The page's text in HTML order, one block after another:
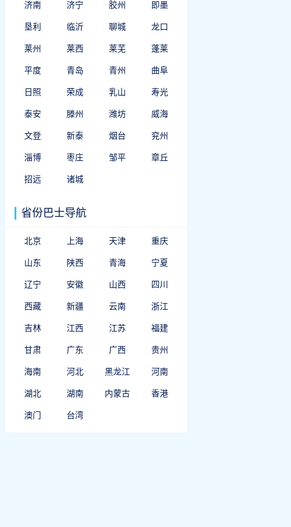
济南 济宁 胶州 即墨
垦利 临沂 聊城 龙口
莱州 莱西 莱芜 蓬莱
平度 青岛 青州 曲阜
日照 荣成 乳山 寿光
泰安 滕州 潍坊 威海
文登 新泰 烟台 兖州
淄博 枣庄 邹平 章丘
招远 诸城
省份巴士导航
北京 上海 天津 重庆
山东 陕西 青海 宁夏
辽宁 安徽 山西 四川
西藏 新疆 云南 浙江
吉林 江西 江苏 福建
甘肃 广东 广西 贵州
海南 河北 黑龙江 河南
湖北 湖南 内蒙古 香港
澳门 台湾